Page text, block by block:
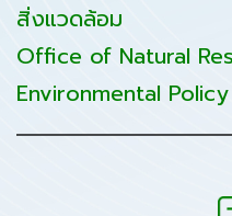
สิ่งแวดล้อม
Office of Natural
Environmental